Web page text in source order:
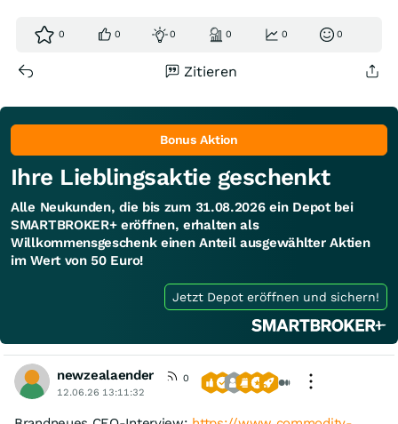
0 0 0 0 0 0
Zitieren
Bonus Aktion
Ihre Lieblingsaktie geschenkt
Alle Neukunden, die bis zum 31.08.2026 ein Depot bei
SMARTBROKER+ eröffnen, erhalten als
Willkommensgeschenk einen Anteil ausgewählter Aktien
im Wert von 50 Euro!
Jetzt Depot eröffnen und sichern!
newzealaender
0
12.06.26 13:11:32